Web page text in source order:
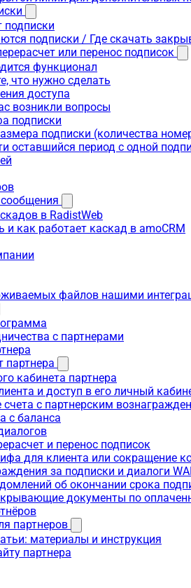
подписки
подписки / Где скачать
или перенос подписок
функционал
что нужно сделать
доступа
возникли вопросы
подписки
подписки (количества
оставшийся период с одной
в RadistWeb
и как работает каскад в amoCRM
файлов нашими
с партнерами
партнера
кабинета партнера
и доступ в его личный
с партнерским
с баланса
и перенос подписок
для клиента или сокращение
за подписки и диалоги
об окончании срока
документы по
партнеров
материалы и инструкция
партнера